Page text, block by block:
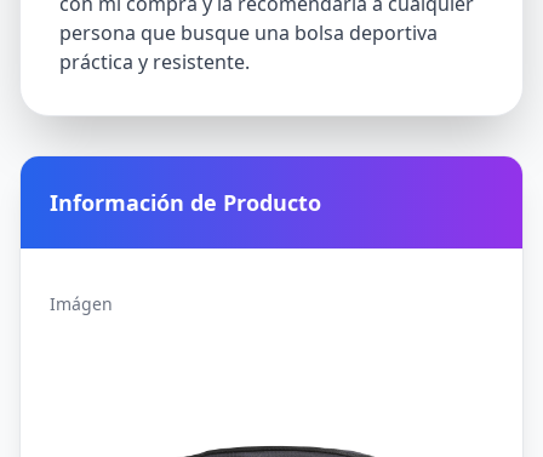
persona que busque una bolsa deportiva
práctica y resistente.
Información de Producto
Imágen